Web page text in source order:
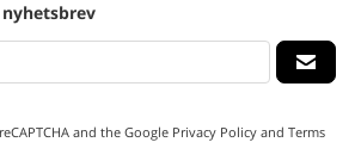
and the Google Privacy Policy and Terms